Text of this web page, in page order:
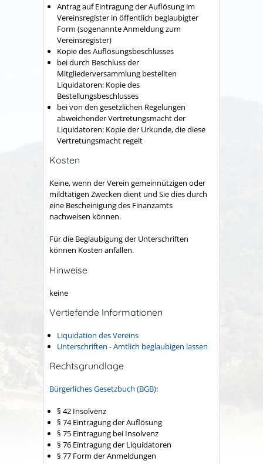
Antrag auf Eintragung der Auflösung im
Vereinsregister in öffentlich beglaubigter
Form (sogenannte Anmeldung zum
Vereinsregister)
Kopie des Auflösungsbeschlusses
bei durch Beschluss der
Mitgliederversammlung bestellten
Liquidatoren: Kopie des
Bestellungsbeschlusses
bei von den gesetzlichen Regelungen
abweichender Vertretungsmacht der
Liquidatoren: Kopie der Urkunde, die diese
Vertretungsmacht regelt
Kosten
Keine, wenn der Verein gemeinnützigen oder
mildtätigen Zwecken dient und Sie dies durch
eine Bescheinigung des Finanzamts
nachweisen können.
Für die Beglaubigung der Unterschriften
können Kosten anfallen.
Hinweise
keine
Vertiefende Informationen
Liquidation des Vereins
Unterschriften - Amtlich beglaubigen lassen
Rechtsgrundlage
Bürgerliches Gesetzbuch (BGB):
§ 42 Insolvenz
§ 74 Eintragung der Auflösung
§ 75 Eintragung bei Insolvenz
§ 76 Eintragung der Liquidatoren
§ 77 Form der Anmeldungen